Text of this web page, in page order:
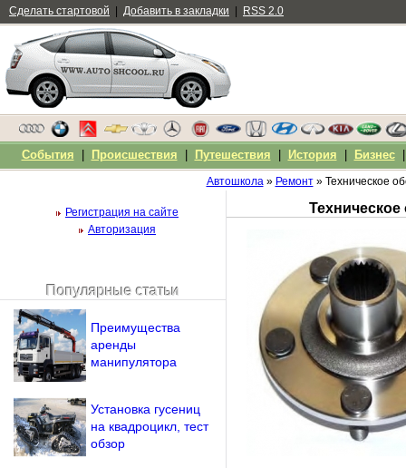
Автошкола» Ремонт» Техническое
Регистрация на сайте
Авторизация
Напомнить пароль?
Популярные статьи
Преимущества
аренды
манипулятора
Установка гусениц
на квадроцикл, тест
обзор
Сделать стартовой Добавить в закладки RSS 2.0
События Происшествия Путешествия История Бизнес